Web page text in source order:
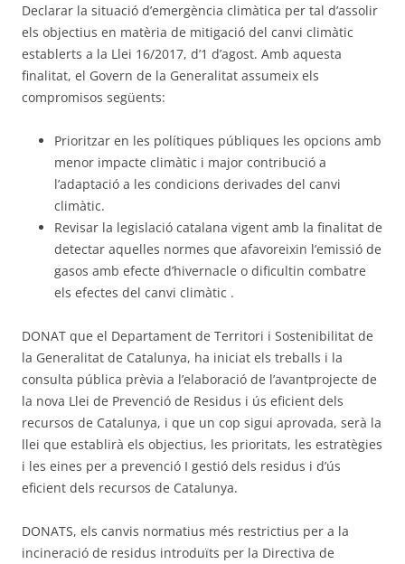
Declarar la situació d’emergència climàtica per tal d’assolir
els objectius en matèria de mitigació del canvi climàtic
establerts a la Llei 16/2017, d’1 d’agost. Amb aquesta
finalitat, el Govern de la Generalitat assumeix els
compromisos següents:
Prioritzar en les polítiques públiques les opcions amb
menor impacte climàtic i major contribució a
l’adaptació a les condicions derivades del canvi
climàtic.
Revisar la legislació catalana vigent amb la finalitat de
detectar aquelles normes que afavoreixin l’emissió de
gasos amb efecte d’hivernacle o dificultin combatre
els efectes del canvi climàtic .
DONAT que el Departament de Territori i Sostenibilitat de
la Generalitat de Catalunya, ha iniciat els treballs i la
consulta pública prèvia a l’elaboració de l’avantprojecte de
la nova Llei de Prevenció de Residus i ús eficient dels
recursos de Catalunya, i que un cop sigui aprovada, serà la
llei que establirà els objectius, les prioritats, les estratègies
i les eines per a prevenció I gestió dels residus i d’ús
eficient dels recursos de Catalunya.
DONATS, els canvis normatius més restrictius per a la
incineració de residus introduïts per la Directiva de